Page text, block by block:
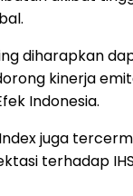
diharapkan
kinerja
Indonesia.
Indexjuga
terhadap